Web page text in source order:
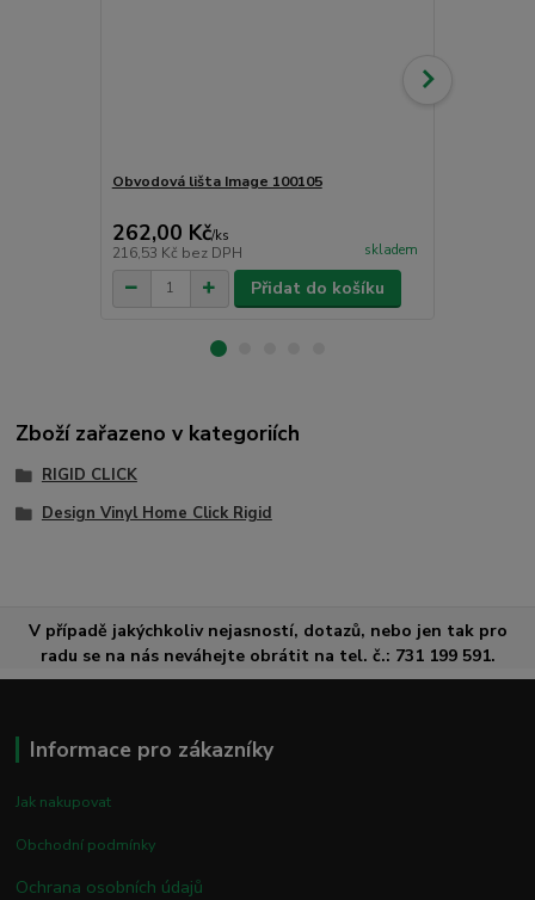
Obvodová lišta Image 100105
262,00 Kč/ks
216,53 Kč bez DPH skladem
Přidat do košíku
Zboží zařazeno v kategoriích
RIGID CLICK
Design Vinyl Home Click Rigid
V případě jakýchkoliv nejasností, dotazů, nebo jen tak pro
radu se na nás neváhejte obrátit na tel. č.: 731 199 591.
Informace pro zákazníky
Jak nakupovat
Obchodní podmínky
Ochrana osobních údajů